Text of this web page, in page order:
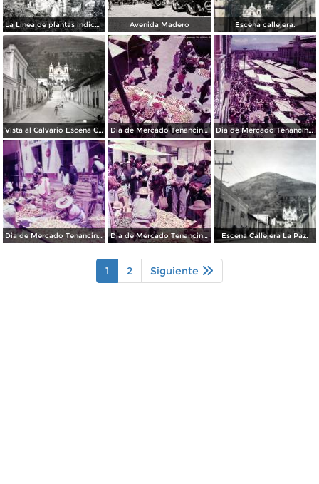
La Linea de plantas indica el camino al Santo Desierto. Avenida Madero Escena callejera.
Vista al Calvario Escena Callejera. Dia de Mercado Tenancingo, Edo. de México 1956 Dia de Mercado Tenancingo, Edo. de México 1956
Dia de Mercado Tenancingo, Edo. de México 1956 Dia de Mercado Tenancingo, Edo. de México 1956 Escena Callejera La Paz.
1 2 Siguiente